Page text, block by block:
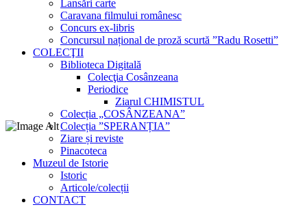
Lansări carte
Caravana filmului românesc
Concurs ex-libris
Concursul național de proză scurtă ”Radu Rosetti”
COLECŢII
Biblioteca Digitală
Colecţia Cosânzeana
Periodice
Ziarul CHIMISTUL
Colecția „COSÂNZEANA”
Colecția ”SPERANȚIA”
Ziare și reviste
Pinacoteca
Muzeul de Istorie
Istoric
Articole/colecții
CONTACT